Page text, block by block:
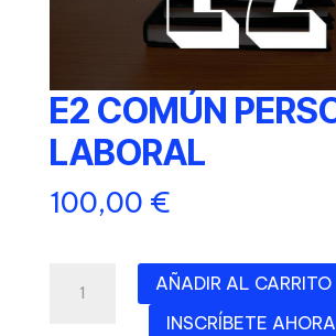
E2 COMÚN
LABORAL
100,00 €
COMÚN
AÑADIR AL CARRITO
INSCRÍBETE AHORA